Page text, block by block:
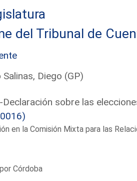
del Tribunal de
Diego (GP)
sobre las
en la Comisión Mixta para las
Córdoba